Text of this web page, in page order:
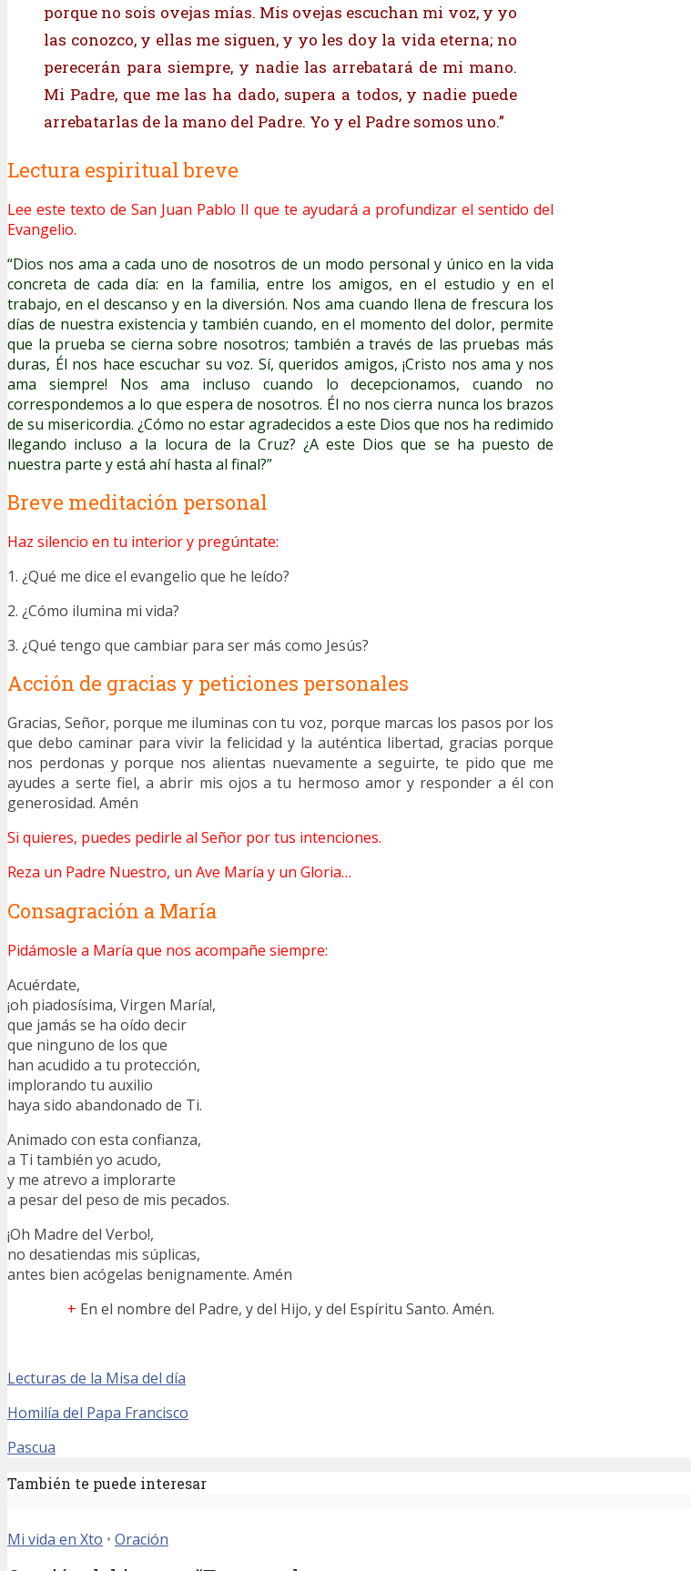
porque no sois ovejas mías. Mis ovejas escuchan mi voz, y yo
las conozco, y ellas me siguen, y yo les doy la vida eterna; no
perecerán para siempre, y nadie las arrebatará de mi mano.
Mi Padre, que me las ha dado, supera a todos, y nadie puede
arrebatarlas de la mano del Padre. Yo y el Padre somos uno.”
Lectura espiritual breve
Lee este texto de San Juan Pablo II que te ayudará a profundizar el sentido del
Evangelio.
“Dios nos ama a cada uno de nosotros de un modo personal y único en la vida
concreta de cada día: en la familia, entre los amigos, en el estudio y en el
trabajo, en el descanso y en la diversión. Nos ama cuando llena de frescura los
días de nuestra existencia y también cuando, en el momento del dolor, permite
que la prueba se cierna sobre nosotros; también a través de las pruebas más
duras, Él nos hace escuchar su voz. Sí, queridos amigos, ¡Cristo nos ama y nos
ama siempre! Nos ama incluso cuando lo decepcionamos, cuando no
correspondemos a lo que espera de nosotros. Él no nos cierra nunca los brazos
de su misericordia. ¿Cómo no estar agradecidos a este Dios que nos ha redimido
llegando incluso a la locura de la Cruz? ¿A este Dios que se ha puesto de
nuestra parte y está ahí hasta al final?”
Breve meditación personal
Haz silencio en tu interior y pregúntate:
1. ¿Qué me dice el evangelio que he leído?
2. ¿Cómo ilumina mi vida?
3. ¿Qué tengo que cambiar para ser más como Jesús?
Acción de gracias y peticiones personales
Gracias, Señor, porque me iluminas con tu voz, porque marcas los pasos por los
que debo caminar para vivir la felicidad y la auténtica libertad, gracias porque
nos perdonas y porque nos alientas nuevamente a seguirte, te pido que me
ayudes a serte fiel, a abrir mis ojos a tu hermoso amor y responder a él con
generosidad. Amén
Si quieres, puedes pedirle al Señor por tus intenciones.
Reza un Padre Nuestro, un Ave María y un Gloria…
Consagración a María
Pidámosle a María que nos acompañe siempre:
Acuérdate,
¡oh piadosísima, Virgen María!,
que jamás se ha oído decir
que ninguno de los que
han acudido a tu protección,
implorando tu auxilio
haya sido abandonado de Ti.
Animado con esta confianza,
a Ti también yo acudo,
y me atrevo a implorarte
a pesar del peso de mis pecados.
¡Oh Madre del Verbo!,
no desatiendas mis súplicas,
antes bien acógelas benignamente. Amén
+ En el nombre del Padre, y del Hijo, y del Espíritu Santo. Amén.
Lecturas de la Misa del día
Homilía del Papa Francisco
Pascua
También te puede interesar
Mi vida en Xto • Oración